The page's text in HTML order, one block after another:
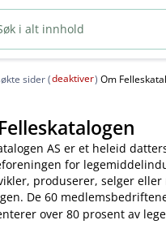
sider (deaktiver) Om
AS er et heleid
for
produserer, selger
De 60
over 80 prosent av